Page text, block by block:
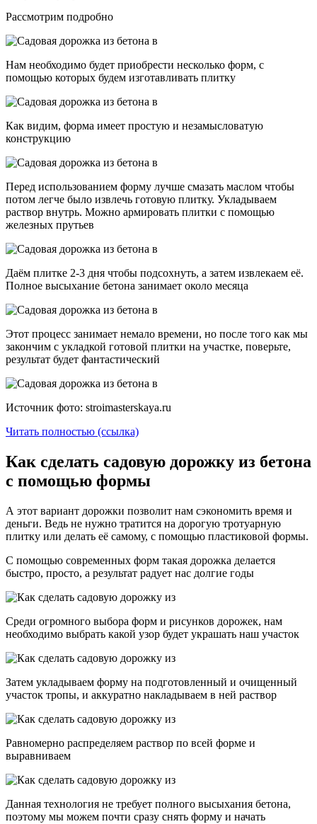
Рассмотрим подробно
Нам необходимо будет приобрести несколько форм, с
помощью которых будем изготавливать плитку
Как видим, форма имеет простую и незамысловатую
конструкцию
Перед использованием форму лучше смазать маслом чтобы
потом легче было извлечь готовую плитку. Укладываем
раствор внутрь. Можно армировать плитки с помощью
железных прутьев
Даём плитке 2-3 дня чтобы подсохнуть, а затем извлекаем её.
Полное высыхание бетона занимает около месяца
Этот процесс занимает немало времени, но после того как мы
закончим с укладкой готовой плитки на участке, поверьте,
результат будет фантастический
Источник фото: stroimasterskaya.ru
Читать полностью (ссылка)
Как сделать садовую дорожку из бетона
с помощью формы
А этот вариант дорожки позволит нам сэкономить время и
деньги. Ведь не нужно тратится на дорогую тротуарную
плитку или делать её самому, с помощью пластиковой формы.
С помощью современных форм такая дорожка делается
быстро, просто, а результат радует нас долгие годы
Среди огромного выбора форм и рисунков дорожек, нам
необходимо выбрать какой узор будет украшать наш участок
Затем укладываем форму на подготовленный и очищенный
участок тропы, и аккуратно накладываем в ней раствор
Равномерно распределяем раствор по всей форме и
выравниваем
Данная технология не требует полного высыхания бетона,
поэтому мы можем почти сразу снять форму и начать